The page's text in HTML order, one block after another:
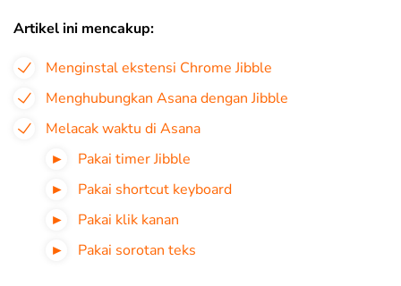
Artikel ini mencakup:
Menginstal ekstensi Chrome Jibble
Menghubungkan Asana dengan Jibble
Melacak waktu di Asana
Pakai timer Jibble
Pakai shortcut keyboard
Pakai klik kanan
Pakai sorotan teks